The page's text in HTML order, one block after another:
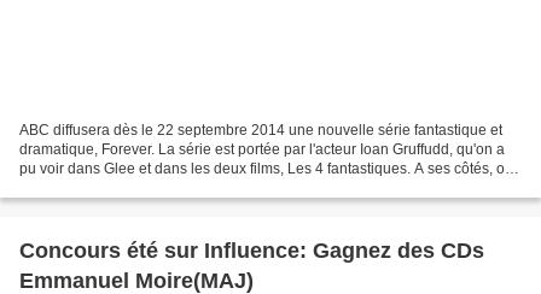
ABC diffusera dès le 22 septembre 2014 une nouvelle série fantastique et
dramatique, Forever. La série est portée par l'acteur Ioan Gruffudd, qu'on a
pu voir dans Glee et dans les deux films, Les 4 fantastiques. A ses côtés, on
Concours été sur Influence: Gagnez des CDs
Emmanuel Moire(MAJ)